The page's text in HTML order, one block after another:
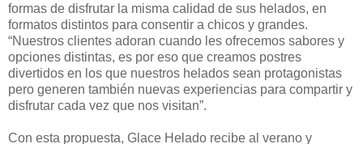
formas de disfrutar la misma calidad de sus helados, en
formatos distintos para consentir a chicos y grandes.
“Nuestros clientes adoran cuando les ofrecemos sabores y
opciones distintas, es por eso que creamos postres
divertidos en los que nuestros helados sean protagonistas
pero generen también nuevas experiencias para compartir y
disfrutar cada vez que nos visitan”.
Con esta propuesta, Glace Helado recibe al verano y